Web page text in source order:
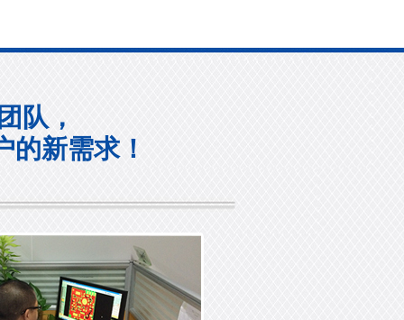
队，
的新需求！